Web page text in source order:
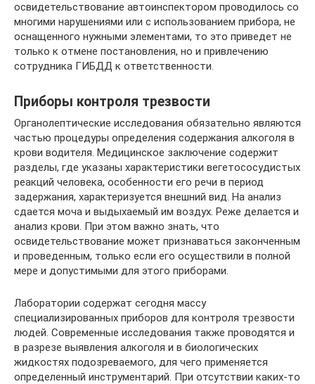
освидетельствование автоинспектором проводилось со
многими нарушениями или с использованием прибора, не
оснащенного нужными элементами, то это приведет не
только к отмене постановления, но и привлечению
сотрудника ГИБДД к ответственности.
Приборы контроля трезвости
Органолептические исследования обязательно являются
частью процедуры определения содержания алкоголя в
крови водителя. Медицинское заключение содержит
разделы, где указаны характеристики вегетососудистых
реакций человека, особенности его речи в период
задержания, характеризуется внешний вид. На анализ
сдается моча и выдыхаемый им воздух. Реже делается и
анализ крови. При этом важно знать, что
освидетельствование может признаваться законченным
и проведенным, только если его осуществили в полной
мере и допустимыми для этого приборами.
Лаборатории содержат сегодня массу
специализированных приборов для контроля трезвости
людей. Современные исследования также проводятся и
в разрезе выявления алкоголя и в биологических
жидкостях подозреваемого, для чего применяется
определенный инструментарий. При отсутствии каких-то